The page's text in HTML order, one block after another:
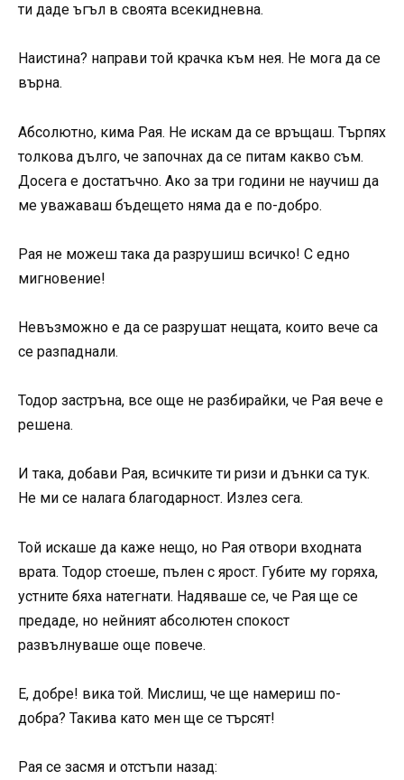
ти даде ъгъл в своята всекидневна.
Наистина? направи той крачка към нея. Не мога да се
върна.
Абсолютно, кима Рая. Не искам да се връщаш. Търпях
толкова дълго, че започнах да се питам какво съм.
Досега е достатъчно. Ако за три години не научиш да
ме уважаваш бъдещето няма да е по-добро.
Рая не можеш така да разрушиш всичко! С едно
мигновение!
Невъзможно е да се разрушат нещата, които вече са
се разпаднали.
Тодор застръна, все още не разбирайки, че Рая вече е
решена.
И така, добави Рая, всичките ти ризи и дънки са тук.
Не ми се налага благодарност. Излез сега.
Той искаше да каже нещо, но Рая отвори входната
врата. Тодор стоеше, пълен с ярост. Губите му горяха,
устните бяха натегнати. Надяваше се, че Рая ще се
предаде, но нейният абсолютен спокост
развълнуваше още повече.
Е, добре! вика той. Мислиш, че ще намериш по-
добра? Такива като мен ще се търсят!
Рая се засмя и отстъпи назад: